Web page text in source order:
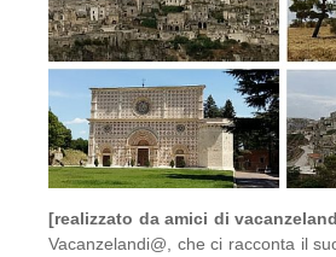
[realizzato da amici di
Vacanzelandi@, che ci racconta il